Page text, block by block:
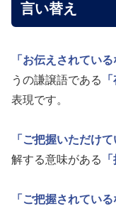
言い替え
「お伝えされてい
うの謙譲語である
表現です。
「ご把握いただけ
解する意味がある
「ご把握されてい